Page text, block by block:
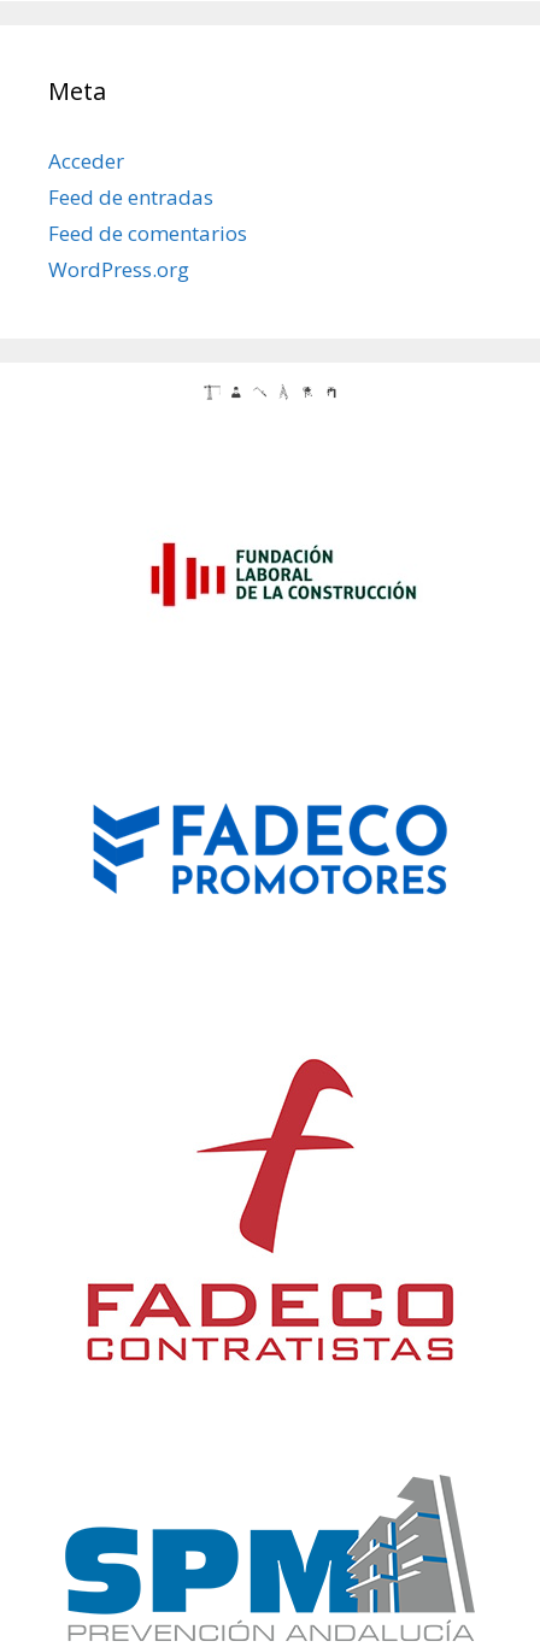
Meta
Acceder
Feed de entradas
Feed de comentarios
WordPress.org